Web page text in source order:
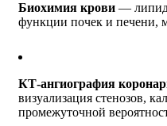
Биохимия крови —
функции почек и печени,
КТ-ангиография
визуализация стенозов,
промежуточной